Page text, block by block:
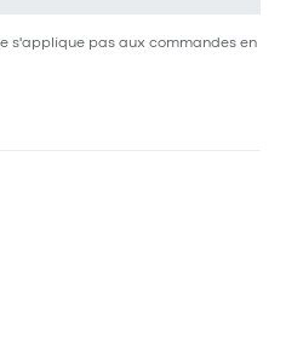
s'applique pas aux commandes en